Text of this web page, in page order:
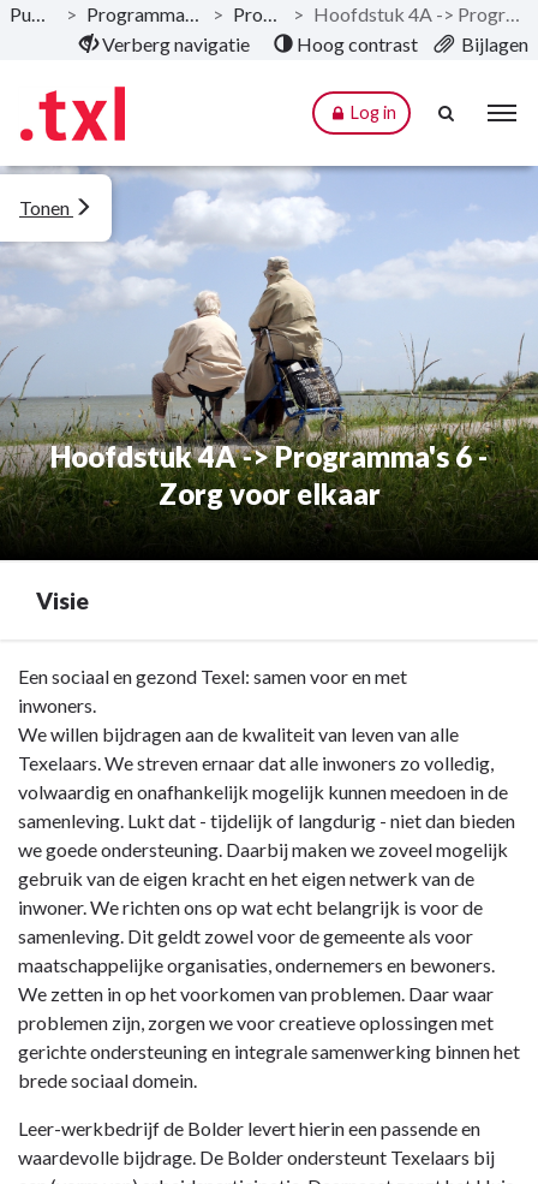
Naar hoofdinhoud
Publicaties > Programmabegroting 2026 > Programma >
Hoofdstuk 4A -> Programma's 6 - Zorg voor elkaar
Verberg navigatie
Hoog contrast Bijlagen
Log in
Hoofdstuk 4A -> Programma's 6 -
Zorg voor elkaar
Tonen
Visie
Terug
naar
navigatie
Hoofdstuk
4A
Programma's
Zorg
voor
elkaar
Een sociaal en gezond Texel: samen voor en met
inwoners.
We willen bijdragen aan de kwaliteit van leven van alle
Texelaars. We streven ernaar dat alle inwoners zo volledig,
volwaardig en onafhankelijk mogelijk kunnen meedoen in de
samenleving. Lukt dat - tijdelijk of langdurig - niet dan bieden
we goede ondersteuning. Daarbij maken we zoveel mogelijk
gebruik van de eigen kracht en het eigen netwerk van de
inwoner. We richten ons op wat echt belangrijk is voor de
samenleving. Dit geldt zowel voor de gemeente als voor
maatschappelijke organisaties, ondernemers en bewoners.
We zetten in op het voorkomen van problemen. Daar waar
problemen zijn, zorgen we voor creatieve oplossingen met
gerichte ondersteuning en integrale samenwerking binnen het
brede sociaal domein.
Leer-werkbedrijf de Bolder levert hierin een passende en
waardevolle bijdrage. De Bolder ondersteunt Texelaars bij